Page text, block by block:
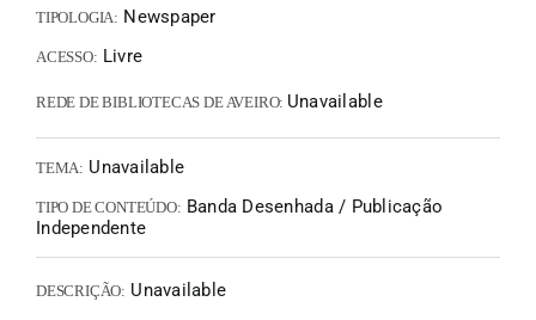
TIPOLOGIA: Newspaper
ACESSO: Livre
REDE DE BIBLIOTECAS DE AVEIRO: Unavailable
TEMA: Unavailable
TIPO DE CONTEÚDO: Banda Desenhada / Publicação
Independente
DESCRIÇÃO: Unavailable